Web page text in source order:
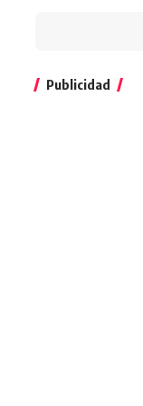
Publicidad